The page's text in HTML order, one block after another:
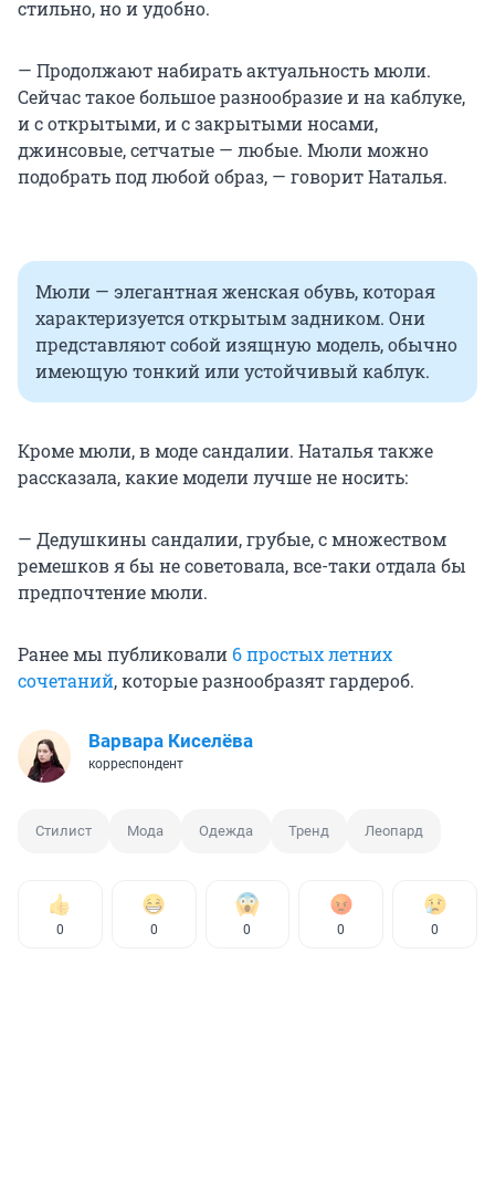
стильно, но и удобно.
— Продолжают набирать актуальность мюли.
Сейчас такое большое разнообразие и на каблуке,
и с открытыми, и с закрытыми носами,
джинсовые, сетчатые — любые. Мюли можно
подобрать под любой образ, — говорит Наталья.
Мюли — элегантная женская обувь, которая
характеризуется открытым задником. Они
представляют собой изящную модель, обычно
имеющую тонкий или устойчивый каблук.
Кроме мюли, в моде сандалии. Наталья также
рассказала, какие модели лучше не носить:
— Дедушкины сандалии, грубые, с множеством
ремешков я бы не советовала, все-таки отдала бы
предпочтение мюли.
Ранее мы публиковали 6 простых летних
сочетаний, которые разнообразят гардероб.
Варвара Киселёва
корреспондент
Стилист Мода Одежда Тренд Леопард
0 0 0 0 0